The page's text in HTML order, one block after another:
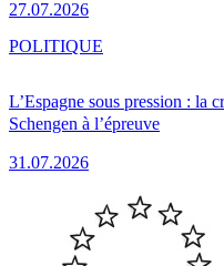
27.07.2026
L’Espagne sous pression : la
Schengen à l’épreuve
31.07.2026
POLITIQUE